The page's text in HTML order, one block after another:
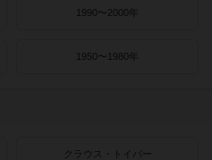
1990〜2000年
1950〜1980年
クラウス・トイバー